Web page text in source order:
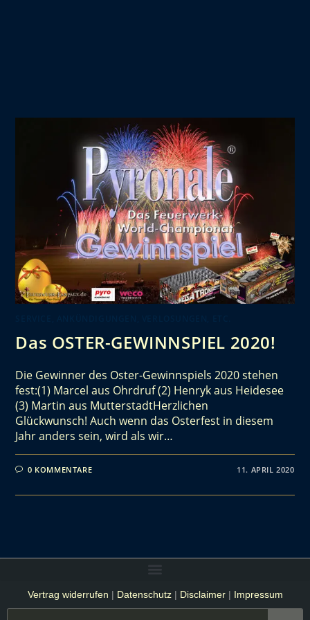
Das OSTER-GEWINNSPIEL 2020!
Die Gewinner des Oster-Gewinnspiels 2020 stehen
fest:(1) Marcel aus Ohrdruf (2) Henryk aus Heidesee
(3) Martin aus MutterstadtHerzlichen
Glückwunsch! Auch wenn das Osterfest in diesem
Jahr anders sein, wird als wir…
0 KOMMENTARE 11. APRIL 2020
Vertrag widerrufen | Datenschutz| Disclaimer| Impressum